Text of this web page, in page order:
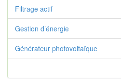
Filtrage actif
Gestion d’énergie
Générateur photovoltaïque